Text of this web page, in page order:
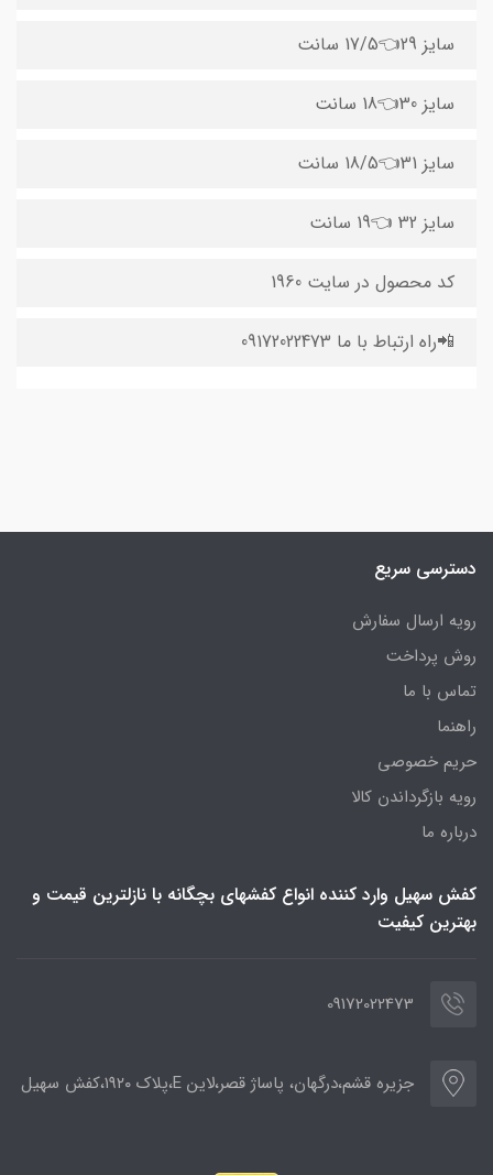
سایز 29👈17/5 سانت
سایز 30👈18 سانت
سایز 31👈18/5 سانت
سایز 32 👈19 سانت
کد محصول در سایت 1960
📲راه ارتباط با ما 09172022473
دسترسی سریع
رویه ارسال سفارش
روش پرداخت
تماس با ما
راهنما
حریم خصوصی
رویه‌ بازگرداندن کالا
درباره ما
کفش سهیل وارد کننده انواع کفشهای بچگانه با نازلترین قیمت و
بهترین کیفیت
09172022473
جزیره قشم،درگهان، پاساژ قصر،لاین E،پلاک ۱۹۲۰،کفش سهیل